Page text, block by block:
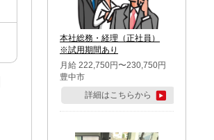
本社総務・経理（正社員）
※試用期間あり
月給 222,750円〜230,750円
豊中市
詳細はこちらから